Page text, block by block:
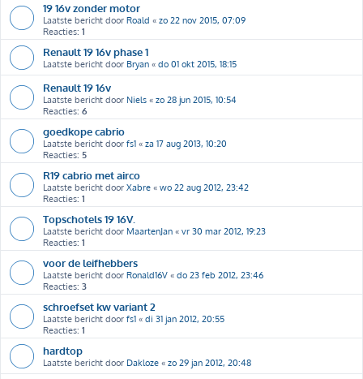
19 16v zonder motor
Laatste bericht door Roald « zo 22 nov 2015, 07:09
Reacties: 1
Renault 19 16v phase 1
Laatste bericht door Bryan « do 01 okt 2015, 18:15
Renault 19 16v
Laatste bericht door Niels « zo 28 jun 2015, 10:54
Reacties: 6
goedkope cabrio
Laatste bericht door fs1 « za 17 aug 2013, 10:20
Reacties: 5
R19 cabrio met airco
Laatste bericht door Xabre « wo 22 aug 2012, 23:42
Reacties: 1
Topschotels 19 16V.
Laatste bericht door MaartenJan « vr 30 mar 2012, 19:23
Reacties: 1
voor de leifhebbers
Laatste bericht door Ronald16V « do 23 feb 2012, 23:46
Reacties: 3
schroefset kw variant 2
Laatste bericht door fs1 « di 31 jan 2012, 20:55
Reacties: 1
hardtop
Laatste bericht door Dakloze « zo 29 jan 2012, 20:48